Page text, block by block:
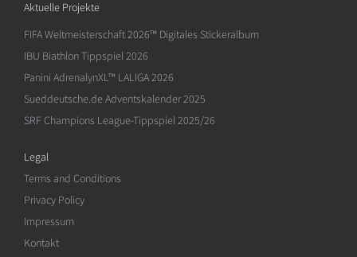
Aktuelle Projekte
FIFA Weltmeisterschaft 2026™ Digitales Stickeralbum
IBU Biathlon Tippspiel 2026
Panini AdrenalynXL™ LALIGA 2026
Sueddeutsche.de Adventskalender 2025
SRF Champions League-Tippspiel 2025/26
Legal
Terms and Conditions
Privacy Policy
Impressum
Kontakt